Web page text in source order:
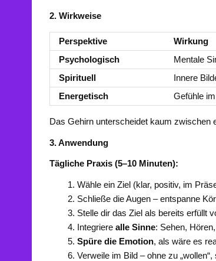
2. Wirkweise
Perspektive
Wirkung
Psychologisch
Mentale
Spirituell
Innere
Energetisch
Gefühle
Das Gehirn unterscheidet kaum zwischen
3. Anwendung
Tägliche Praxis (5–10 Minuten):
Wähle ein Ziel (klar, positiv, im
Schließe die Augen – entspanne
Stelle dir das Ziel als bereits erfüllt
Integriere alle Sinne: Sehen,
Spüre die Emotion, als wäre es
Verweile im Bild – ohne zu